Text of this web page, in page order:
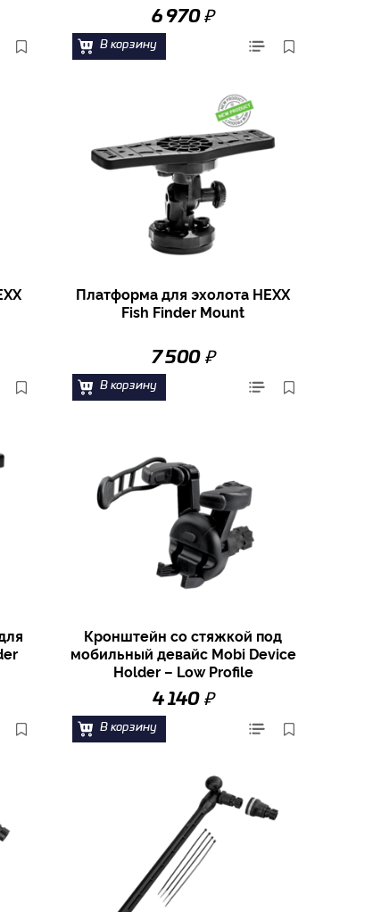
6 970 ₽
В корзину
Платформа для эхолота HEXX
Fish Finder Mount
7 500 ₽
В корзину
Кронштейн со стяжкой под
мобильный девайс Mobi Device
Holder – Low Profile
4 140 ₽
В корзину